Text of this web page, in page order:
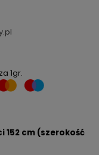
1gr.
152 cm (szerokość